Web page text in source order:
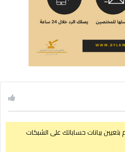
بيانات حساباتك على الشبكات